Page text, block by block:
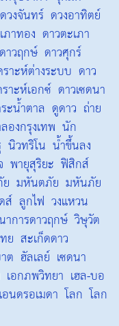
ดวงจันทร์ ดวงอาทิตย์
ภาทอง ดาวตะเภา
ดาวฤกษ์ ดาวศุกร์
ราะห์ต่างระบบ ดาว
าะห์เอกซ์ ดาวเซดนา
ะน้ำตาล ดูดาว ถ่าย
องกรุงเทพ นัก
นิวทริโน น้ำขึ้นลง
พายุสุริยะ ฟิสิกส์
มหันตภัย มหันภัย
ส์ ลูกไฟ วงแหวน
การดาวฤกษ์ วิษุวัต
ย สะเก็ดดาว
ต ฮัลเลย์ เซดนา
เอกภพวิทยา เฮล-บอ
นดรอเมดา โลก โลก